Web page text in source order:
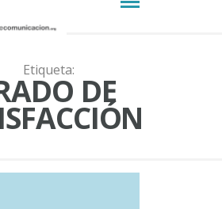
Etiqueta:
DE